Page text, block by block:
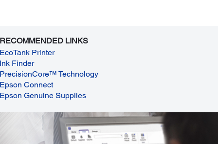
RECOMMENDED LINKS
EcoTank Printer
Ink Finder
PrecisionCore™ Technology
Epson Connect
Epson Genuine Supplies